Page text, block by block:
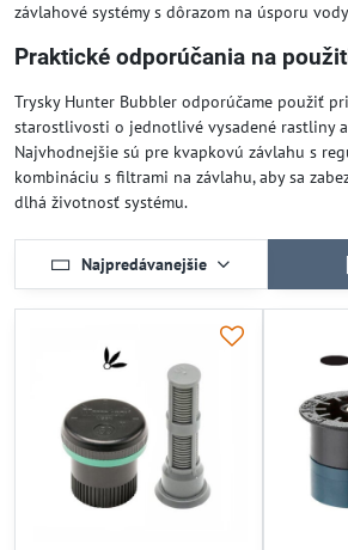
závlahové systémy s dôrazom na úsporu
Praktické odporúčania na
Trysky Hunter Bubbler odporúčame použiť
starostlivosti o jednotlivé vysadené rastliny
Najvhodnejšie sú pre kvapkovú závlahu s
kombináciu s filtrami na závlahu, aby sa
dlhá životnosť systému.
Najpredávanejšie